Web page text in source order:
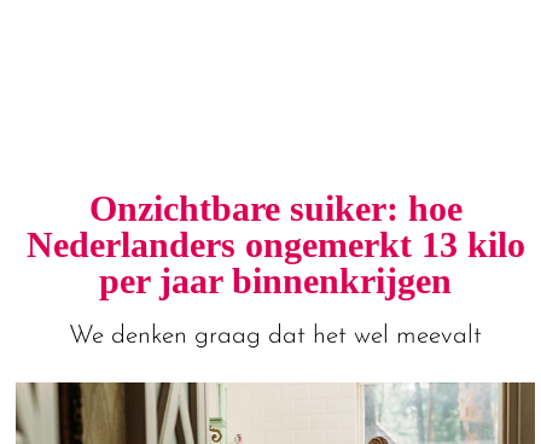
Onzichtbare suiker: hoe
Nederlanders ongemerkt 13 kilo
per jaar binnenkrijgen
We denken graag dat het wel meevalt